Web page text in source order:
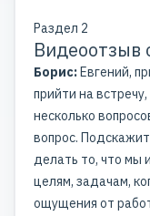
Раздел 2
Видеоотзыв
Борис: Евгений,
прийти на
несколько
вопрос.
делать то, что мы
целям, задачам,
ощущения от